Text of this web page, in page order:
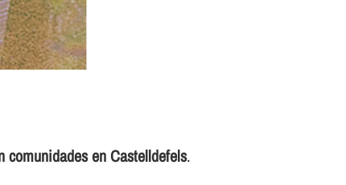
comunidades en Castelldefels.